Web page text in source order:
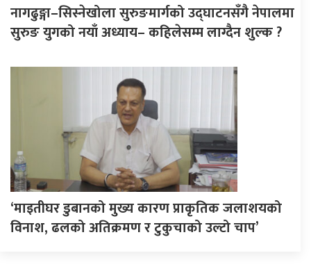
नागढुङ्गा–सिस्नेखोला सुरुङमार्गको उद्घाटनसँगै नेपालमा
सुरुङ युगको नयाँ अध्याय– कहिलेसम्म लाग्दैन शुल्क ?
‘माइतीघर डुबानको मुख्य कारण प्राकृतिक जलाशयको
विनाश, ढलको अतिक्रमण र टुकुचाको उल्टो चाप’